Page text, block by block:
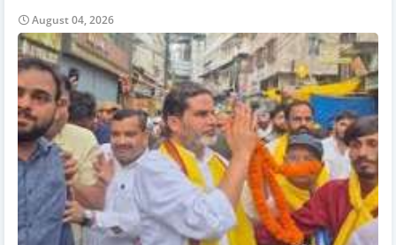
August 04, 2026